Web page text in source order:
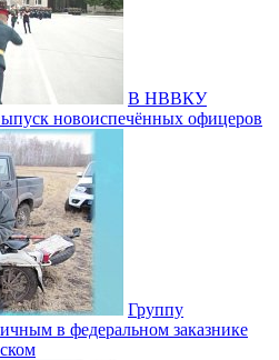
В НВВКУ
новоиспечённых офицеров
Группу
в федеральном заказнике